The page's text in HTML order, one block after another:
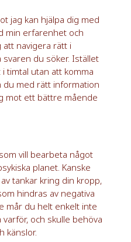
jag kan hjälpa dig med
min erfarenhet och
att navigera rätt i
du söker. Istället
timtal utan att komma
du med rätt information
mot ett bättre mående
vill bearbeta något
planet. Kanske
tankar kring din kropp,
hindras av negativa
mår du helt enkelt inte
och skulle behöva
känslor.